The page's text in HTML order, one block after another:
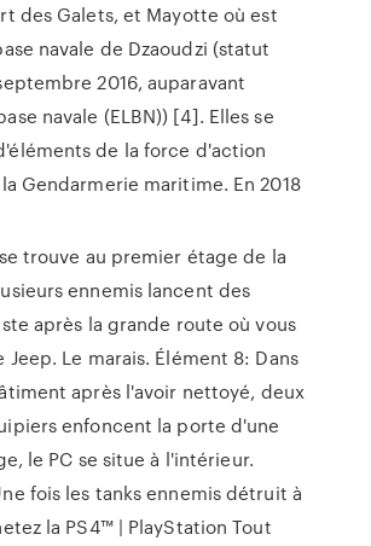
des Galets, et Mayotte où est
navale de Dzaoudzi (statut
2016, auparavant
navale (ELBN)) [4]. Elles se
de la force d'action
Gendarmerie maritime. En 2018
trouve au premier étage de la
ennemis lancent des
après la grande route où vous
Jeep. Le marais. Élément 8: Dans
après l'avoir nettoyé, deux
enfoncent la porte d'une
le PC se situe à l'intérieur.
fois les tanks ennemis détruit à
la PS4™ | PlayStation Tout